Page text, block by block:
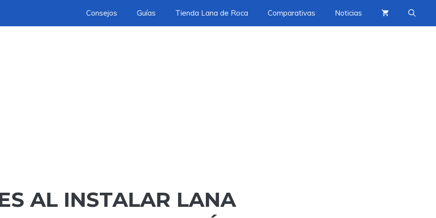
Consejos Guías Tienda Lana de Roca Comparativas Noticias
AL INSTALAR LANA